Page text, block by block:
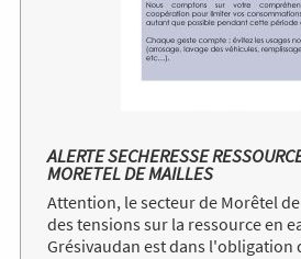
ALERTE SECHERESSE
MORETEL DE MAILLES
Attention, le secteur de Morêtel
des tensions sur la ressource en
Grésivaudan est dans l'obligation